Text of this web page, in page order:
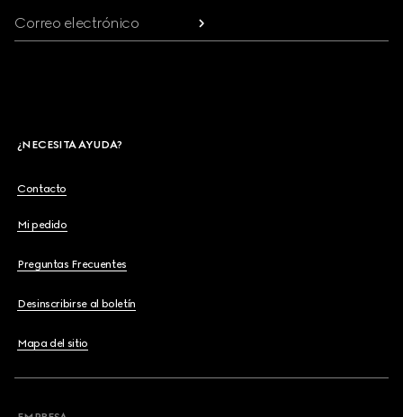
Correo electrónico
¿NECESITA AYUDA?
Contacto
Mi pedido
Preguntas Frecuentes
Desinscribirse al boletín
Mapa del sitio